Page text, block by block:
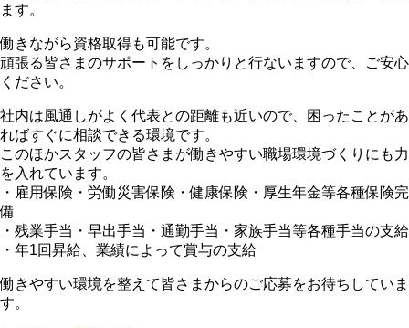
ます。
働きながら資格取得も可能です。
頑張る皆さまのサポートをしっかりと行ないますので、ご安心
ください。
社内は風通しがよく代表との距離も近いので、困ったことがあ
ればすぐに相談できる環境です。
このほかスタッフの皆さまが働きやすい職場環境づくりにも力
を入れています。
・雇用保険・労働災害保険・健康保険・厚生年金等各種保険完
備
・残業手当・早出手当・通勤手当・家族手当等各種手当の支給
・年1回昇給、業績によって賞与の支給
働きやすい環境を整えて皆さまからのご応募をお待ちしていま
す。